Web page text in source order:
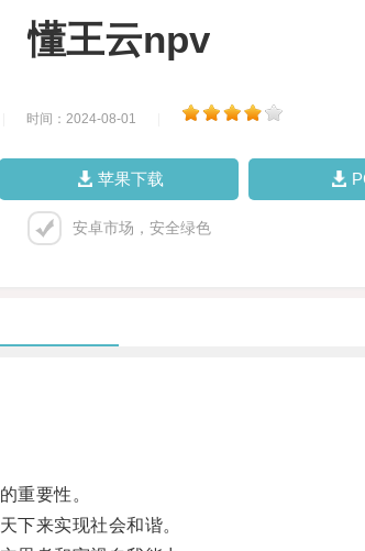
懂王云npv
时间：2024-08-01
苹果下载
安卓市场，安全绿色
重要性。
来实现社会和谐。